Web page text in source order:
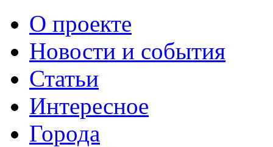
О проекте
Новости и события
Статьи
Интересное
Города